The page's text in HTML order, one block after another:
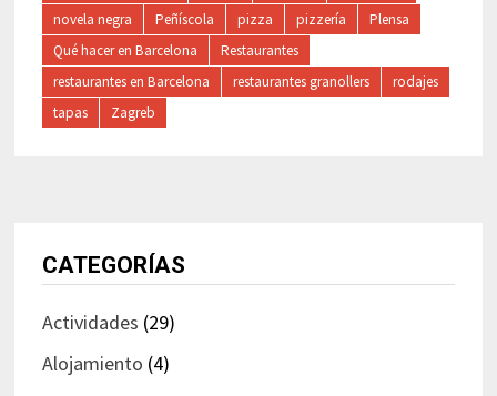
novela negra
Peñíscola pizza pizzería
Plensa
Qué hacer en Barcelona
Restaurantes
restaurantes en Barcelona
restaurantes granollers
rodajes
tapas
Zagreb
CATEGORÍAS
Actividades (29)
Alojamiento (4)